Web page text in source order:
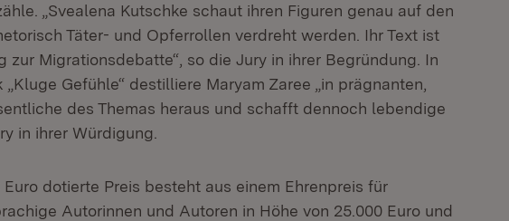
„Svealena Kutschke schaut ihren Figuren genau auf den
Täter- und Opferrollen verdreht werden. Ihr Text ist
zur Migrationsdebatte“, so die Jury in ihrer Begründung. In
Gefühle“ destilliere Maryam Zaree „in prägnanten,
des Themas heraus und schafft dennoch lebendige
in ihrer Würdigung.
dotierte Preis besteht aus einem Ehrenpreis für
Autorinnen und Autoren in Höhe von 25.000 Euro und